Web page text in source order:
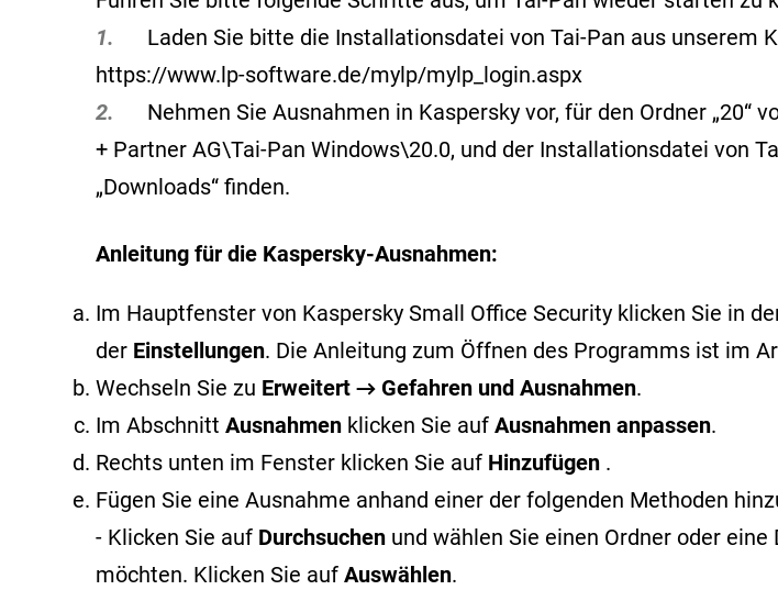
1.
Laden Sie bitte die Installationsdatei von Tai-Pan aus unserem
https://www.lp-software.de/mylp/mylp_login.aspx
2.
Nehmen Sie Ausnahmen in Kaspersky vor, für den Ordner „20“
+ Partner AG\Tai-Pan Windows\20.0, und der Installationsdatei von
„Downloads“ finden.
Anleitung für die Kaspersky-Ausnahmen:
Im Hauptfenster von Kaspersky Small Office Security klicken Sie in
der Einstellungen. Die Anleitung zum Öffnen des Programms ist im
Wechseln Sie zu Erweitert → Gefahren und Ausnahmen.
Im Abschnitt Ausnahmen klicken Sie auf Ausnahmen anpassen.
Rechts unten im Fenster klicken Sie auf Hinzufügen .
Fügen Sie eine Ausnahme anhand einer der folgenden Methoden
- Klicken Sie auf Durchsuchen und wählen Sie einen Ordner oder
möchten. Klicken Sie auf Auswählen.